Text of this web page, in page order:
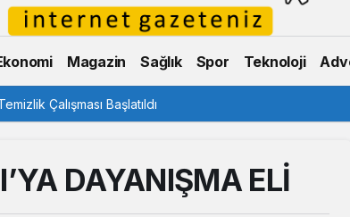
Magazin Sağlık Spor Teknoloji
Çalışması Başlatıldı
DAYANIŞMA ELİ